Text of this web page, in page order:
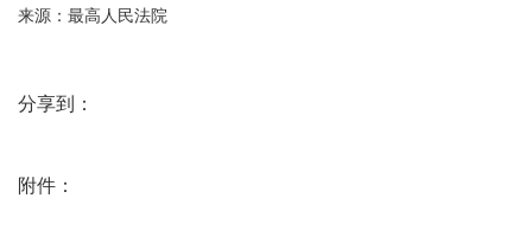
来源：最高人民法院
分享到：
附件：